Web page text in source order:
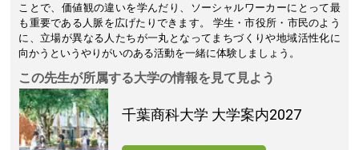
ことで、価値観の違いを学んだり、ソーシャルワーカーにとって最
も重要である人脈を広げたりできます。 学生・市役所・市民のよう
に、立場が異なる人たちが一丸となってまちづくりや地域活性化に
向かうというやりがいのある活動を一緒に体験しましょう。
この先生が所属する大学の情報を見て見よう
千葉商科大学 大学案内2027